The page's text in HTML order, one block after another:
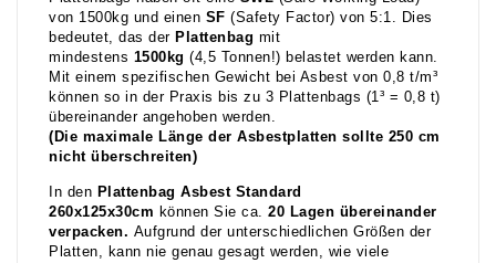
von 1500kg und einen SF (Safety Factor) von 5:1. Dies
bedeutet, das der Plattenbag mit
mindestens 1500kg (4,5 Tonnen!) belastet werden kann.
Mit einem spezifischen Gewicht bei Asbest von 0,8 t/m³
können so in der Praxis bis zu 3 Plattenbags (1³ = 0,8 t)
übereinander angehoben werden.
(Die maximale Länge der Asbestplatten sollte 250 cm
nicht überschreiten)
In den Plattenbag Asbest Standard
260x125x30cm können Sie ca. 20 Lagen übereinander
verpacken. Aufgrund der unterschiedlichen Größen der
Platten, kann nie genau gesagt werden, wie viele